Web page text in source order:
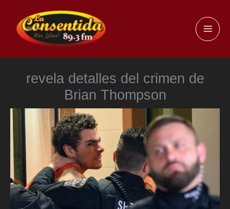
contenido
revela detalles del crimen de
Brian Thompson